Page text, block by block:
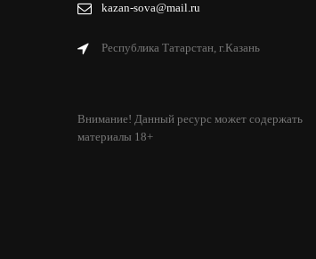
kazan-sova@mail.ru
Республика Татарстан, г.Казань
Внимание! Данный ресурс может содержать
материалы 18+